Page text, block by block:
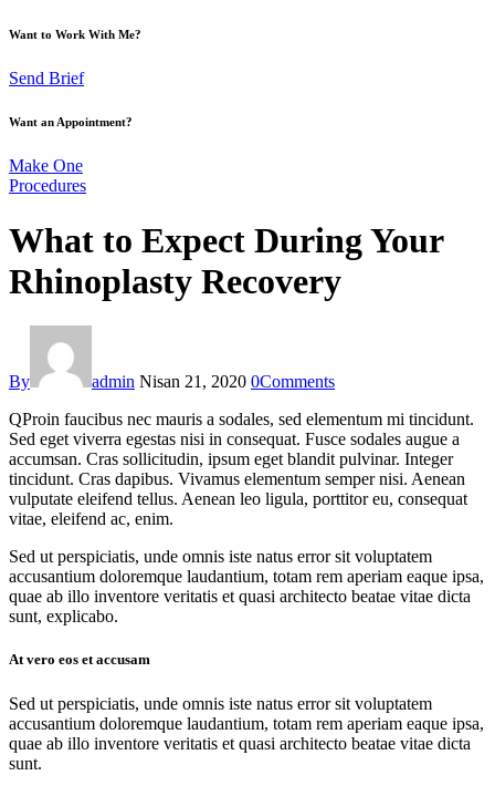
Want to Work With Me?
Send Brief
Want an Appointment?
Make One
Procedures
What to Expect During Your
Rhinoplasty Recovery
By admin Nisan 21, 2020 0Comments
QProin faucibus nec mauris a sodales, sed elementum mi tincidunt.
Sed eget viverra egestas nisi in consequat. Fusce sodales augue a
accumsan. Cras sollicitudin, ipsum eget blandit pulvinar. Integer
tincidunt. Cras dapibus. Vivamus elementum semper nisi. Aenean
vulputate eleifend tellus. Aenean leo ligula, porttitor eu, consequat
vitae, eleifend ac, enim.
Sed ut perspiciatis, unde omnis iste natus error sit voluptatem
accusantium doloremque laudantium, totam rem aperiam eaque ipsa,
quae ab illo inventore veritatis et quasi architecto beatae vitae dicta
sunt, explicabo.
At vero eos et accusam
Sed ut perspiciatis, unde omnis iste natus error sit voluptatem
accusantium doloremque laudantium, totam rem aperiam eaque ipsa,
quae ab illo inventore veritatis et quasi architecto beatae vitae dicta
sunt.